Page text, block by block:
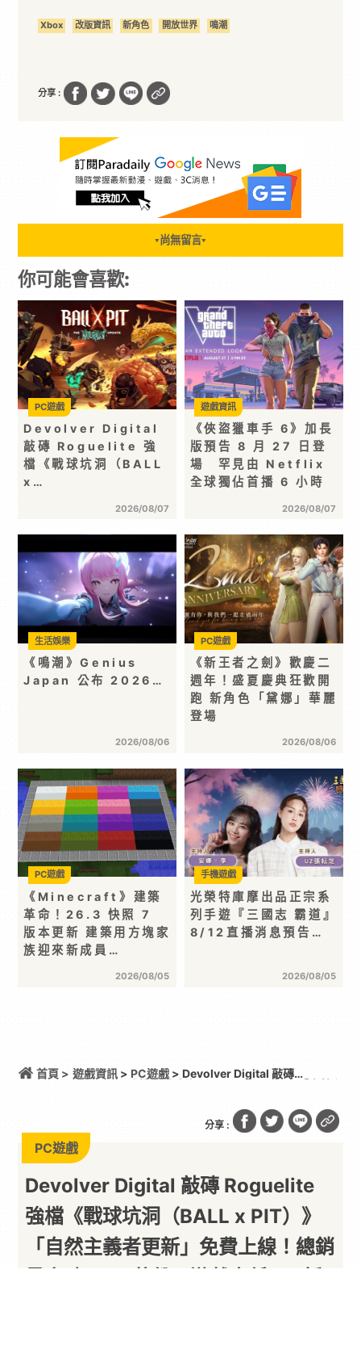
Xbox 改版資訊 新角色 開放世界 鳴潮
分享 :
▼ 尚無留言▼
你可能會喜歡:
Devolver Digital
敲磚 Roguelite 強
檔《戰球坑洞（BALL
x…
2026/08/07
PC遊戲
《俠盜獵車手 6》加長
版預告 8 月 27 日登
場 罕見由 Netflix
全球獨佔首播 6 小時
2026/08/07
遊戲資訊
《鳴潮》Genius
Japan 公布 2026…
2026/08/06
生活娛樂
《新王者之劍》歡慶二
週年！盛夏慶典狂歡開
跑 新角色「黛娜」華麗
登場
2026/08/06
PC遊戲
《Minecraft》建築
革命！26.3 快照 7
版本更新 建築用方塊家
族迎來新成員…
2026/08/05
PC遊戲
光榮特庫摩出品正宗系
列手遊『三國志 霸道』
8/12直播消息預告…
2026/08/05
手機遊戲
首頁 > 遊戲資訊> PC遊戲> Devolver Digital 敲磚
分享 :
PC遊戲
Devolver Digital 敲磚 Roguelite
強檔《戰球坑洞（BALL x PIT）》
「自然主義者更新」免費上線！總銷